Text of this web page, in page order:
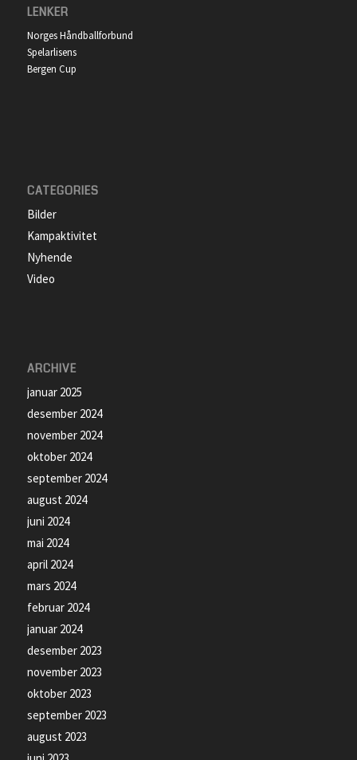
LENKER
Norges Håndballforbund
Spelarlisens
Bergen Cup
CATEGORIES
Bilder
Kampaktivitet
Nyhende
Video
ARCHIVE
januar 2025
desember 2024
november 2024
oktober 2024
september 2024
august 2024
juni 2024
mai 2024
april 2024
mars 2024
februar 2024
januar 2024
desember 2023
november 2023
oktober 2023
september 2023
august 2023